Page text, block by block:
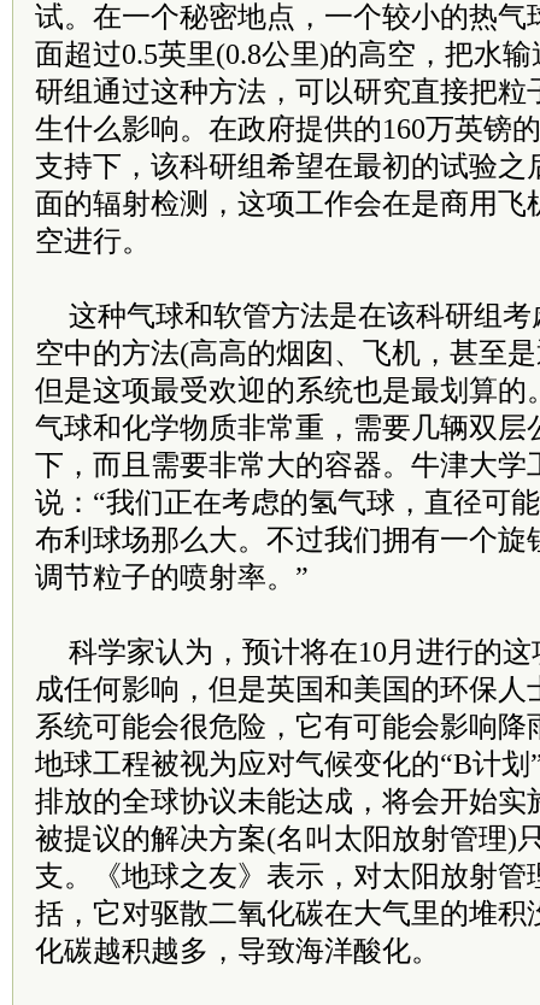
试。在一个秘密地点，一个较小的热气
面超过0.5英里(0.8公里)的高空，把水
研组通过这种方法，可以研究直接把粒
生什么影响。在政府提供的160万英镑
支持下，该科研组希望在最初的试验之
面的辐射检测，这项工作会在是商用飞
空进行。
这种气球和软管方法是在该科研组
空中的方法(高高的烟囱、飞机，甚至
但是这项最受欢迎的系统也是最划算的
气球和化学物质非常重，需要几辆双层
下，而且需要非常大的容器。牛津大学
说：“我们正在考虑的氢气球，直径可
布利球场那么大。不过我们拥有一个旋
调节粒子的喷射率。”
科学家认为，预计将在10月进行的
成任何影响，但是英国和美国的环保人
系统可能会很危险，它有可能会影响降
地球工程被视为应对气候变化的“B计
排放的全球协议未能达成，将会开始实
被提议的解决方案(名叫太阳放射管理)
支。《地球之友》表示，对太阳放射管
括，它对驱散二氧化碳在大气里的堆积
化碳越积越多，导致海洋酸化。